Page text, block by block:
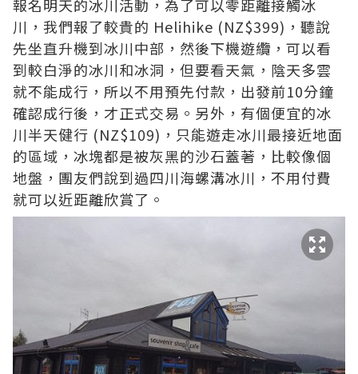
報名明天的冰川活動，為了可以零距離接觸冰
川，我們報了較貴的 Helihike (NZ$399)，聽說
先坐直升機到冰川中部，然後下機遊纜，可以看
到較白淨的冰川和冰洞，但要看天氣，陰天多雲
就不能成行，所以不用預先付款，出發前10分鐘
確認成行後，才正式交易。另外，有個便宜的冰
川半天健行 (NZ$109)，只能遊走冰川最接近地面
的區域，冰塊都是被灰黑的沙石蓋著，比較像個
地盤，團友們說到過四川海螺溝冰川，不用付費
就可以近距離欣賞了。